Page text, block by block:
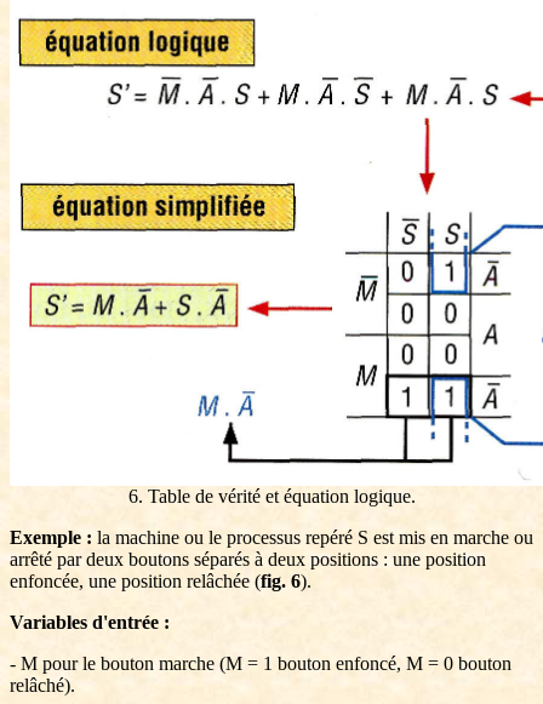
6. Table de vérité et équation logique.
Exemple : la machine ou le processus repéré S est mis en marche ou
arrêté par deux boutons séparés à deux positions : une position
enfoncée, une position relâchée (fig. 6).
Variables d'entrée :
- M pour le bouton marche (M = 1 bouton enfoncé, M = 0 bouton
relâché).